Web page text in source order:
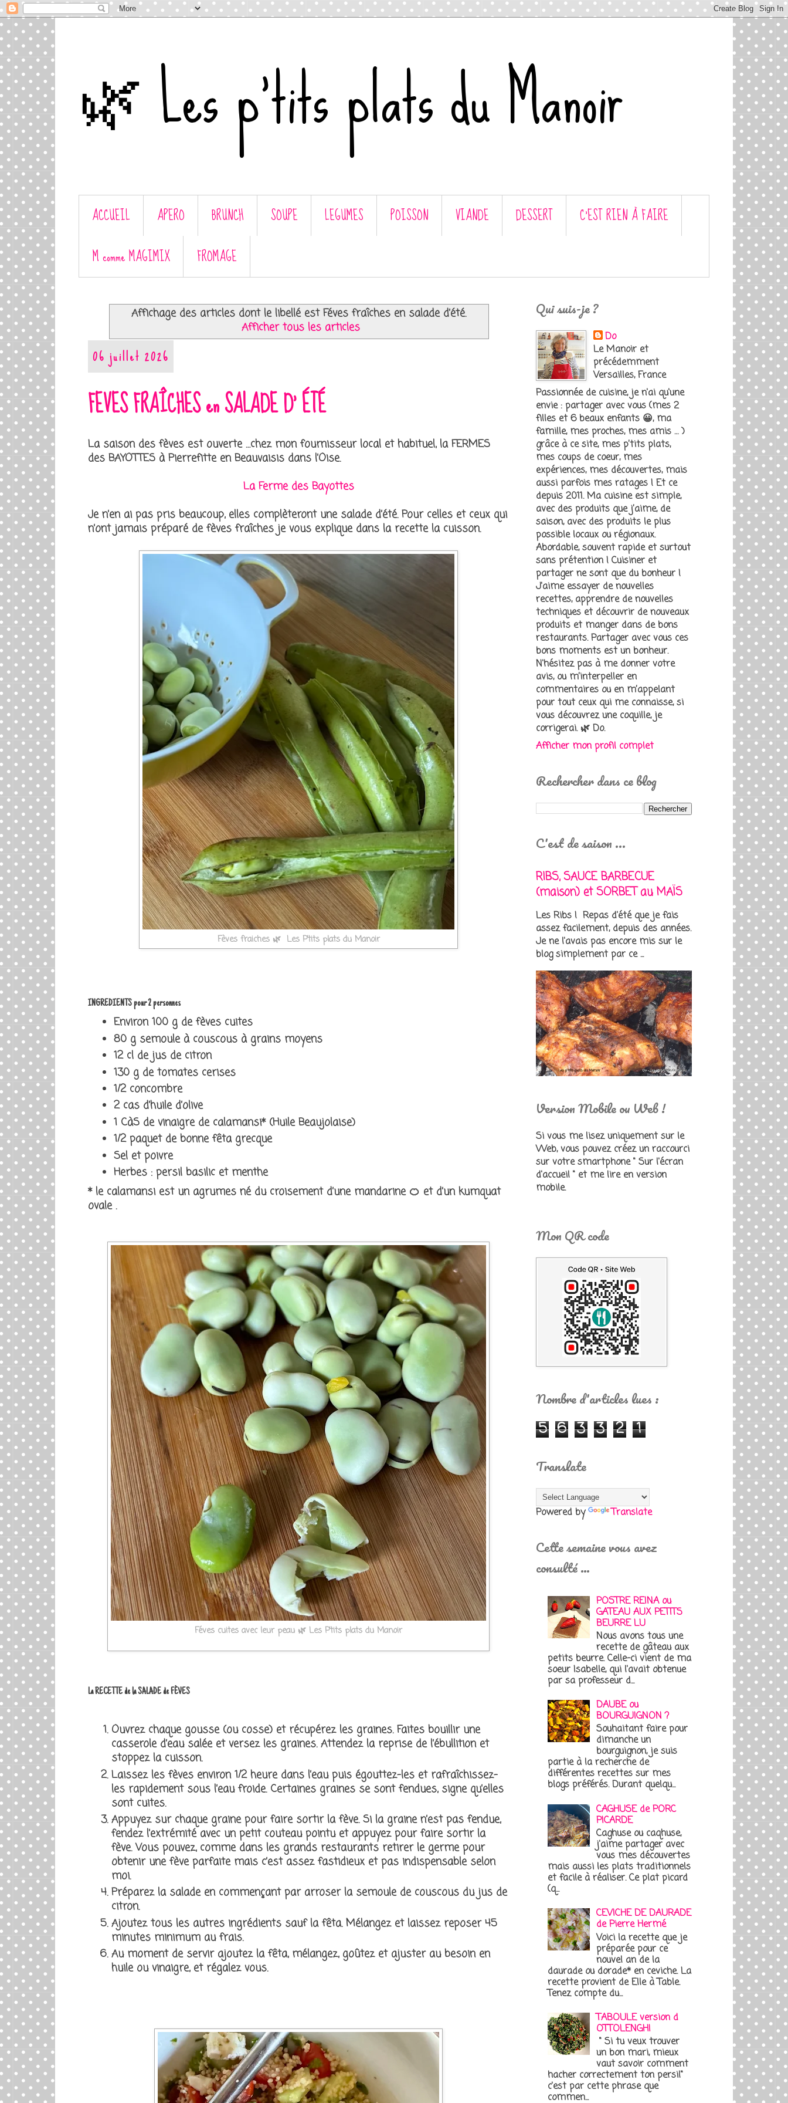
🌿 Les p'tits plats du Manoir
ACCUEIL APERO BRUNCH SOUPE LEGUMES POISSON VIANDE DESSERT
C’EST RIEN À FAIRE
M comme MAGIMIX
FROMAGE
Affichage des articles dont le libellé estFéves fraîches en salade d’été.
Afficher tous les articles
06 juillet 2026
FEVES FRAÎCHES en SALADE D’ ÉTÉ
La saison des fèves est ouverte …chez mon fournisseur local et habituel, la FERMES
des BAYOTTES à Pierrefitte en Beauvaisis dans l’Oise.
La Ferme des Bayottes
Je n’en ai pas pris beaucoup, elles complèteront une salade d’été. Pour celles et ceux qui
n’ont jamais préparé de fèves fraîches je vous explique dans la recette la cuisson.
Fèves fraiches 🌿 Les P’tits plats du Manoir
INGREDIENTS pour 2 personnes
Environ 100 g de fèves cuites
80 g semoule à couscous à grains moyens
12 cl de jus de citron
130 g de tomates cerises
1/2 concombre
2 cas d’huile d’olive
1 CàS de vinaigre de calamansi* (Huile Beaujolaise)
1/2 paquet de bonne fêta grecque
Sel et poivre
Herbes : persil basilic et menthe
* le calamansi est un agrumes né du croisement d’une mandarine 🍊 et d’un kumquat
ovale .
Féves cuites avec leur peau 🌿 Les P’tits plats du Manoir
La RECETTE de la SALADE de FÈVES
Ouvrez chaque gousse (ou cosse) et récupérez les graines. Faites bouillir une
casserole d’eau salée et versez les graines. Attendez la reprise de l’ébullition et
stoppez la cuisson.
Laissez les fèves environ 1/2 heure dans l’eau puis égouttez-les et rafraîchissez-
les rapidement sous l’eau froide. Certaines graines se sont fendues, signe qu’elles
sont cuites.
Appuyez sur chaque graine pour faire sortir la fève. Si la graine n’est pas fendue,
fendez l’extrémité avec un petit couteau pointu et appuyez pour faire sortir la
fève. Vous pouvez, comme dans les grands restaurants retirer le germe pour
obtenir une fève parfaite mais c’est assez fastidieux et pas indispensable selon
moi.
Préparez la salade en commençant par arroser la semoule de couscous du jus de
citron.
Ajoutez tous les autres ingrédients sauf la fêta. Mélangez et laissez reposer 45
minutes minimum au frais.
Au moment de servir ajoutez la fêta, mélangez, goûtez et ajuster au besoin en
huile ou vinaigre, et régalez vous.
Qui suis-je ?
Do
Le Manoir et
précédemment
Versailles, France
Passionnée de cuisine, je n'ai qu'une
envie : partager avec vous (mes 2
filles et 6 beaux enfants 😀, ma
famille, mes proches, mes amis … )
grâce à ce site, mes p’tits plats,
mes coups de coeur, mes
expériences, mes découvertes, mais
aussi parfois mes ratages ! Et ce
depuis 2011. Ma cuisine est simple,
avec des produits que j’aime, de
saison, avec des produits le plus
possible locaux ou régionaux.
Abordable, souvent rapide et surtout
sans prétention ! Cuisiner et
partager ne sont que du bonheur !
J'aime essayer de nouvelles
recettes, apprendre de nouvelles
techniques et découvrir de nouveaux
produits et manger dans de bons
restaurants. Partager avec vous ces
bons moments est un bonheur.
N'hésitez pas à me donner votre
avis, ou m’interpeller en
commentaires ou en m’appelant
pour tout ceux qui me connaisse, si
vous découvrez une coquille, je
corrigerai. 🌿 Do.
Afficher mon profil complet
Rechercher dans ce blog
C'est de saison ...
RIBS, SAUCE BARBECUE
(maison) et SORBET au MAÏS
Les Ribs ! Repas d'été que je fais
assez facilement, depuis des années.
Je ne l'avais pas encore mis sur le
blog simplement par ce ...
Version Mobile ou Web !
Si vous me lisez uniquement sur le
Web, vous pouvez créez un raccourci
sur votre smartphone " Sur l'écran
d'accueil " et me lire en version
mobile.
Mon QR code
Nombre d'articles lues :
5 6 3 3 2 1
Translate
Powered by Translate
Cette semaine vous avez
consulté …
POSTRE REINA ou
GATEAU AUX PETITS
BEURRE LU
Nous avons tous une
recette de gâteau aux
petits beurre. Celle-ci vient de ma
soeur Isabelle, qui l'avait obtenue
par sa professeur d...
DAUBE ou
BOURGUIGNON ?
Souhaitant faire pour
dimanche un
bourguignon, je suis
partie à la recherche de
différentes recettes sur mes
blogs préférés. Durant quelqu...
CAGHUSE de PORC
PICARDE
Caghuse ou caqhuse,
j'aime partager avec
vous mes découvertes
mais aussi les plats traditionnels
et facile à réaliser. Ce plat picard
(q...
CEVICHE DE DAURADE
de Pierre Hermé
Voici la recette que je
préparée pour ce
nouvel an de la
daurade ou dorade* en ceviche. La
recette provient de Elle à Table.
Tenez compte du...
TABOULE version d
OTTOLENGHI
" Si tu veux trouver
un bon mari, mieux
vaut savoir comment
hacher correctement ton persil"
c'est par cette phrase que
commen...